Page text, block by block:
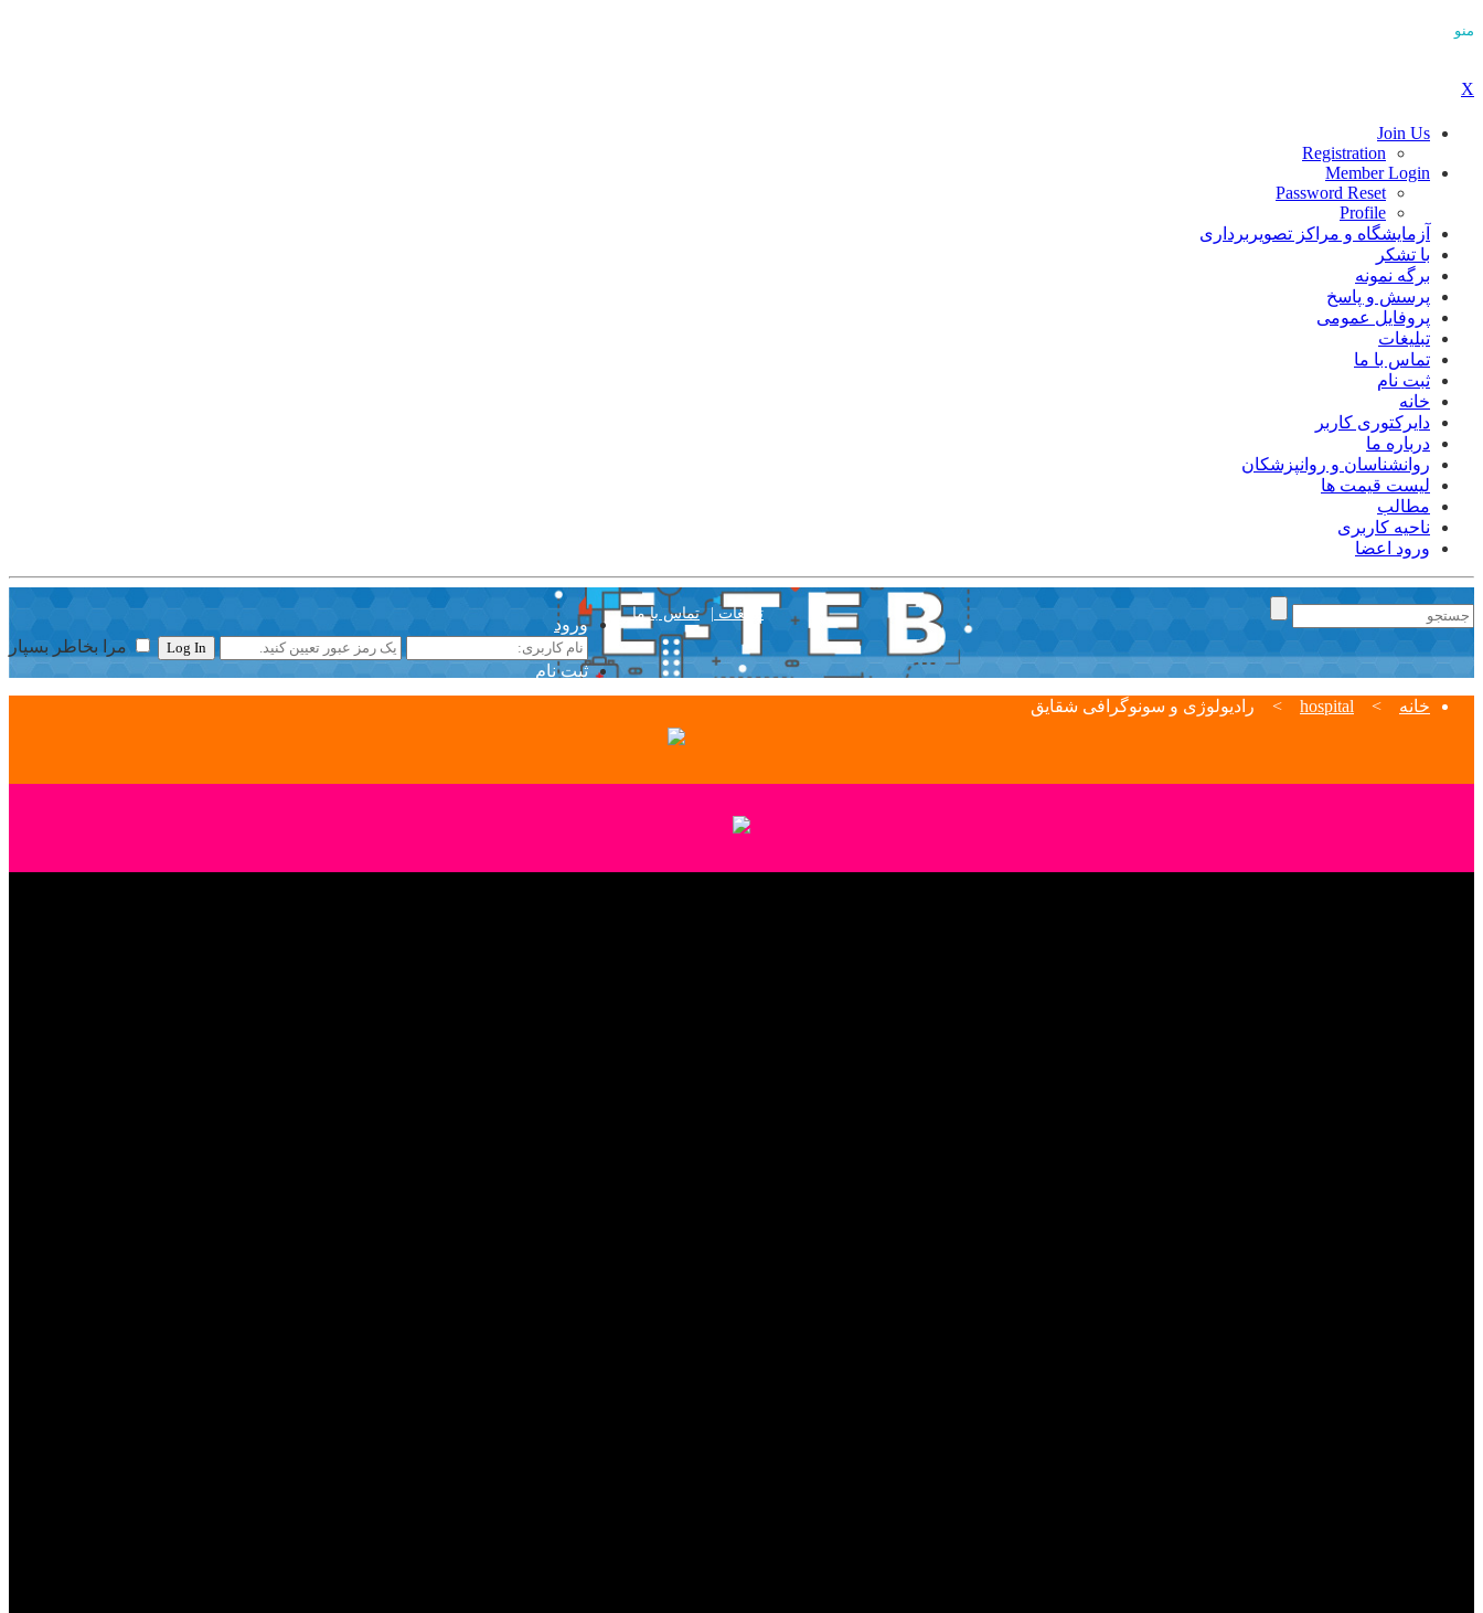
منو
X
Join Us
Registration
Member Login
Password Reset
Profile
آزمایشگاه و مراکز تصویربرداری
با تشکر
برگه نمونه
پرسش و پاسخ
پروفایل عمومی
تبلیغات
تماس با ما
ثبت نام
خانه
دایرکتوری کاربر
درباره ما
روانشناسان و روانپزشکان
لیست قیمت ها
مطالب
ناحیه کاربری
ورود اعضا
ورود
مرا بخاطر بسپار
ثبت نام
تماس با ما تبلیغات |
خانه >
hospital
> رادیولوژی و سونوگرافی شقایق